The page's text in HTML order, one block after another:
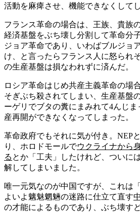
活動を麻痺させ、機能できなくして
フランス革命の場合は、王族、貴族
経済基盤をぶち壊し分割して革命分
ジョア革命であり、いわばブルジョ
け、と言ったらフランス人に怒られ
の生産基盤は損なわれずに済んだ。
ロシア革命はじめ共産主義革命の場
そぎぶち殺されてしまい、生産基盤
ーゲリでブタの糞にまみれて4んじ
産再開ができなくなってしまった。
革命政府でもそれに気が付き。NEP
り、ホロドモールでウクライナから
る とか「工夫」したけれど、ついに
解してしまいました。
唯一元気なのが中国ですが、これは
よいよ魑魅魍魎の迷路に仕立て直す
の才能によるものであり、ぶち壊す